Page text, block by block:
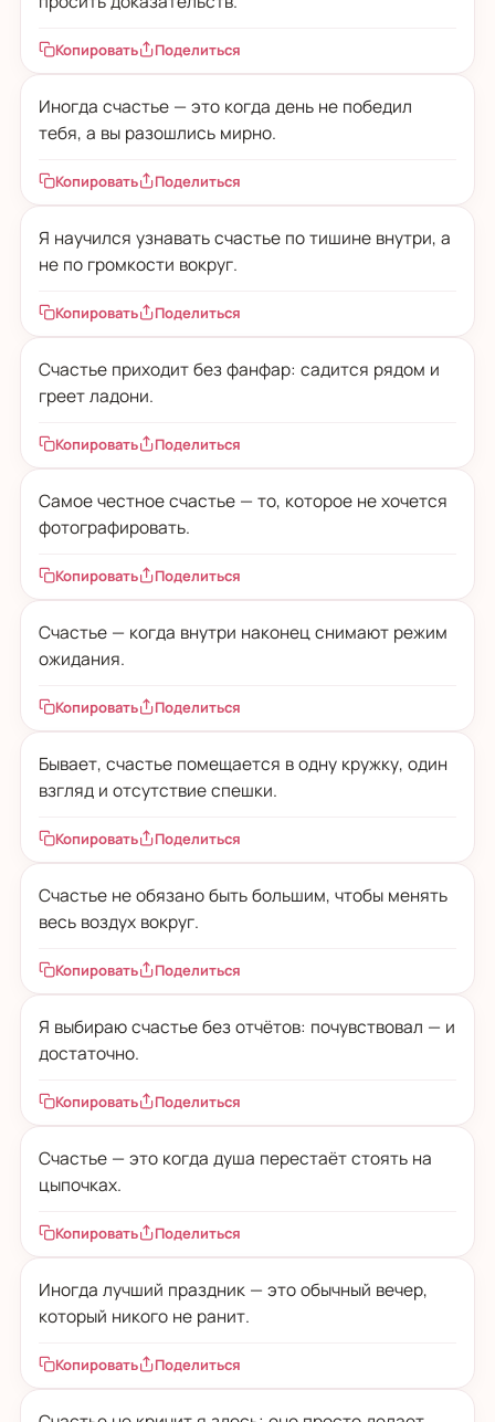
Копировать Поделиться
Иногда счастье — это когда день не победил
тебя, а вы разошлись мирно.
Копировать Поделиться
Я научился узнавать счастье по тишине внутри, а
не по громкости вокруг.
Копировать Поделиться
Счастье приходит без фанфар: садится рядом и
греет ладони.
Копировать Поделиться
Самое честное счастье — то, которое не хочется
фотографировать.
Копировать Поделиться
Счастье — когда внутри наконец снимают режим
ожидания.
Копировать Поделиться
Бывает, счастье помещается в одну кружку, один
взгляд и отсутствие спешки.
Копировать Поделиться
Счастье не обязано быть большим, чтобы менять
весь воздух вокруг.
Копировать Поделиться
Я выбираю счастье без отчётов: почувствовал — и
достаточно.
Копировать Поделиться
Счастье — это когда душа перестаёт стоять на
цыпочках.
Копировать Поделиться
Иногда лучший праздник — это обычный вечер,
который никого не ранит.
Копировать Поделиться